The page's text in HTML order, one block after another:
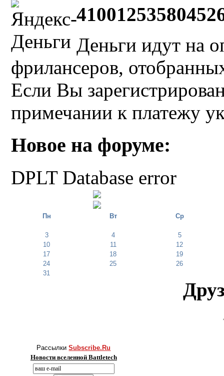
Деньги идут на
фрилансеров,
Если Вы
примечании к платежу
Новое на форуме:
DPLT Database error
Пн Вт Ср
3 4
5
10
11
12
17
18
19
24
25
26
31
РассылкиSubscribe.Ru
Новости вселенной Battletech